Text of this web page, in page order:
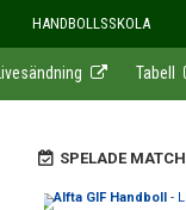
HANDBOLLSSKOLA
Livesändning Tabell
SPELADE
Alfta GIF Handboll-